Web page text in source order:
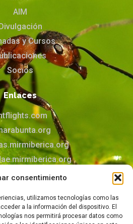
consentimiento
utilizamos tecnologías como las
a la información del dispositivo. El
nos permitirá procesar datos como
AIM
y Cursos
Socios
Enlaces
Contacto
con nosotros mediante el